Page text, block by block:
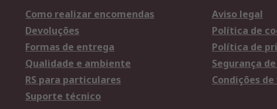
Como realizar encomendas
Devoluções
Formas de entrega
Qualidade e ambiente
RS para particulares
Suporte técnico
Aviso legal
Política de
Política de
Segurança
Condições de